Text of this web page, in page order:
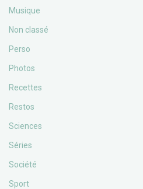
Musique
Non classé
Perso
Photos
Recettes
Restos
Sciences
Séries
Société
Sport